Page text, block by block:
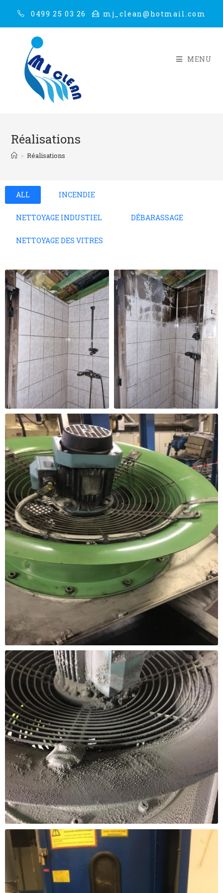
0499 25 03 26 mj_clean@hotmail.com
MENU
Réalisations
> Réalisations
ALL INCENDIE
NETTOYAGE INDUSTIEL DÉBARASSAGE
NETTOYAGE DES VITRES